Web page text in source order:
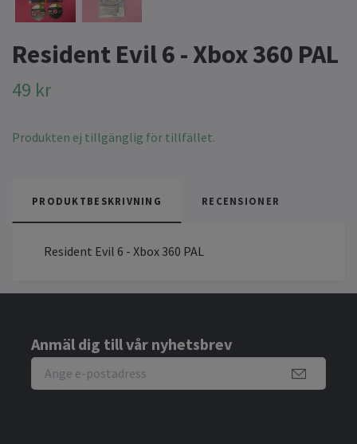
Resident Evil 6 - Xbox 360 PAL
49 kr
Produkten ej tillgänglig för tillfället.
PRODUKTBESKRIVNING RECENSIONER
Resident Evil 6 - Xbox 360 PAL
Anmäl dig till vår nyhetsbrev